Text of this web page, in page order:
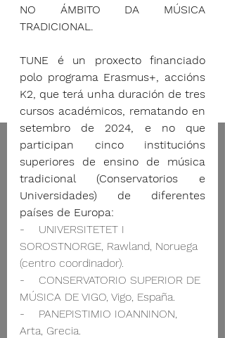
NO ÁMBITO DA MÚSICA
TRADICIONAL.
TUNE é un proxecto financiado
polo programa Erasmus+, accións
K2, que terá unha duración de tres
cursos académicos, rematando en
setembro de 2024, e no que
participan cinco institucións
superiores de ensino de música
tradicional (Conservatorios e
Universidades) de diferentes
países de Europa:
-    UNIVERSITETET I
SOROSTNORGE, Rawland, Noruega
(centro coordinador).
-    CONSERVATORIO SUPERIOR DE
MÚSICA DE VIGO, Vigo, España.
-    PANEPISTIMIO IOANNINON,
Arta, Grecia.